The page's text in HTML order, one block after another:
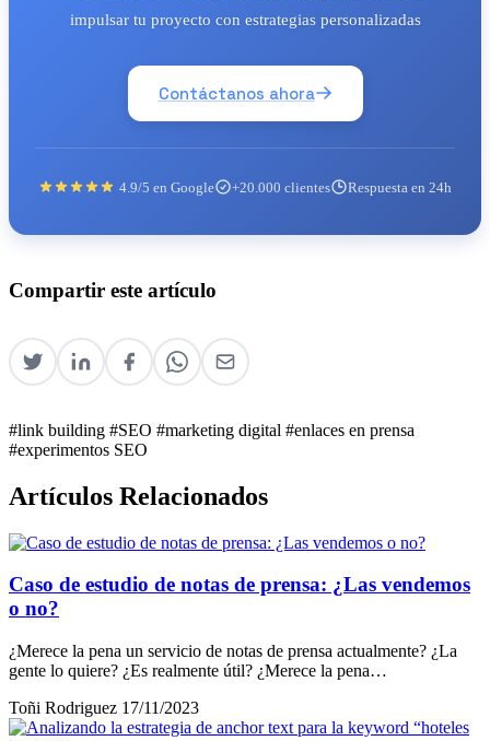
impulsar tu proyecto con estrategias personalizadas
Contáctanos ahora
4.9/5 en Google +20.000 clientes Respuesta en 24h
Compartir este artículo
#link building #SEO #marketing digital #enlaces en prensa
#experimentos SEO
Artículos Relacionados
Caso de estudio de notas de prensa: ¿Las vendemos
o no?
¿Merece la pena un servicio de notas de prensa actualmente? ¿La
gente lo quiere? ¿Es realmente útil? ¿Merece la pena…
Toñi Rodriguez 17/11/2023